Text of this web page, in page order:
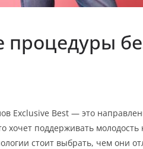
процедуры
Exclusive Best — это
хочет поддерживать
стоит выбрать, чем они